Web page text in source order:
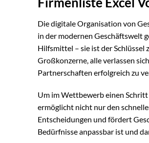
Die digitale Organisation von
in der modernen Geschäftswelt
Hilfsmittel – sie ist der Schlüssel
Großkonzerne, alle verlassen
Partnerschaften erfolgreich zu
Um im Wettbewerb einen
ermöglicht nicht nur den
Entscheidungen und fördert
Bedürfnisse anpassbar ist und